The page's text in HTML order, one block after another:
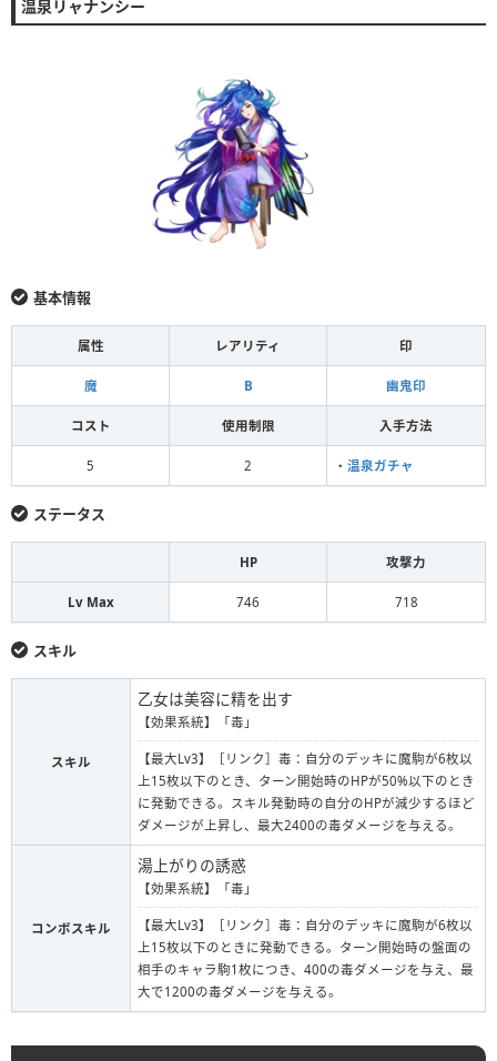
温泉リャナンシー
基本情報
属性 レアリティ 印
魔 B 幽鬼印
コスト 使用制限 入手方法
5 2 ・ 温泉ガチャ
ステータス
HP 攻撃力
Lv Max 746 718
スキル
スキル
乙女は美容に精を出す
【効果系統】「毒」
【最大Lv3】［リンク］毒：自分のデッキに魔駒が6枚以
上15枚以下のとき、ターン開始時のHPが50%以下のとき
に発動できる。スキル発動時の自分のHPが減少するほど
ダメージが上昇し、最大2400の毒ダメージを与える。
コンボスキル
湯上がりの誘惑
【効果系統】「毒」
【最大Lv3】［リンク］毒：自分のデッキに魔駒が6枚以
上15枚以下のときに発動できる。ターン開始時の盤面の
相手のキャラ駒1枚につき、400の毒ダメージを与え、最
大で1200の毒ダメージを与える。